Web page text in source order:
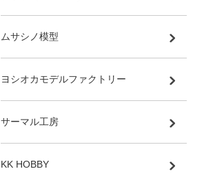
ムサシノ模型
ヨシオカモデルファクトリー
サーマル工房
KK HOBBY